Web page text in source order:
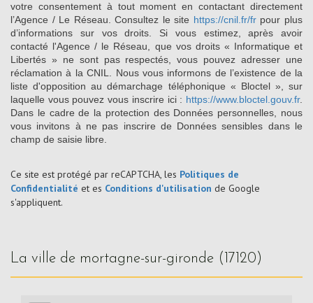
votre consentement à tout moment en contactant directement
l’Agence / Le Réseau. Consultez le site https://cnil.fr/frpour plus
d’informations sur vos droits. Si vous estimez, après avoir
contacté l'Agence / le Réseau, que vos droits « Informatique et
Libertés » ne sont pas respectés, vous pouvez adresser une
réclamation à la CNIL. Nous vous informons de l’existence de la
liste d'opposition au démarchage téléphonique « Bloctel », sur
laquelle vous pouvez vous inscrire ici : https://www.bloctel.gouv.fr.
Dans le cadre de la protection des Données personnelles, nous
vous invitons à ne pas inscrire de Données sensibles dans le
champ de saisie libre.
Ce site est protégé par reCAPTCHA, les Politiques de
Confidentialité et es Conditions d'utilisation de Google
s'appliquent.
la ville de mortagne-sur-gironde (17120)